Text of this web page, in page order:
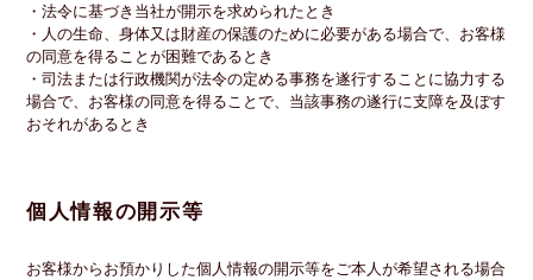
・法令に基づき当社が開示を求められたとき
・人の生命、身体又は財産の保護のために必要がある場合で、お客様
の同意を得ることが困難であるとき
・司法または行政機関が法令の定める事務を遂行することに協力する
場合で、お客様の同意を得ることで、当該事務の遂行に支障を及ぼす
おそれがあるとき
個人情報の開示等
お客様からお預かりした個人情報の開示等をご本人が希望される場合